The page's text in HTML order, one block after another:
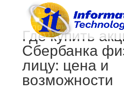
Где купить
Сбербанка
лицу: цена и
возможности